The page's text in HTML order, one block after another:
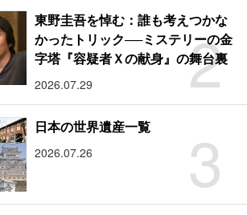
2
東野圭吾を悼む：誰も考えつかな
かったトリック──ミステリーの金
字塔『容疑者Ｘの献身』の舞台裏
2026.07.29
3
日本の世界遺産一覧
2026.07.26